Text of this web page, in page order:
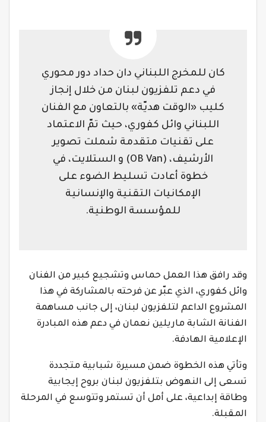
كان للمخرج اللبناني دان حداد دور محوري
في دعم تلفزيون لبنان من خلال إنجاز
كليب «الوقت هديّة» بالتعاون مع الفنان
اللبناني وائل كفوري، حيث تمّ الاعتماد
على تقنيات متقدمة شملت تصوير
الأرشيف، (OB Van) و الستلايت، في
خطوة أعادت تسليط الضوء على
الإمكانيات التقنية والإنسانية
للمؤسسة الوطنية.
وقد رافق هذا العمل حماس وتشجيع كبير من الفنان
وائل كفوري، الذي عبّر عن فرحته بالمشاركة في هذا
المشروع الداعم لتلفزيون لبنان، إلى جانب مساهمة
الفنانة الشابة ماريلين نعمان في دعم هذه المبادرة
الإعلامية الهادفة.
وتأتي هذه الخطوة ضمن مسيرة شبابية متجددة
تسعى إلى النهوض بتلفزيون لبنان بروح إيجابية
وطاقة إبداعية، على أمل أن تستمر وتتوسع في المرحلة
المقبلة.